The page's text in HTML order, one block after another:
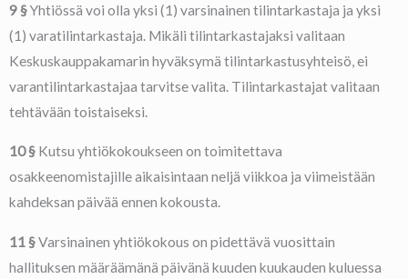
9 §Yhtiössä voi olla yksi (1) varsinainen tilintarkastaja ja yksi
(1) varatilintarkastaja. Mikäli tilintarkastajaksi valitaan
Keskuskauppakamarin hyväksymä tilintarkastusyhteisö, ei
varantilintarkastajaa tarvitse valita. Tilintarkastajat valitaan
tehtävään toistaiseksi.
10 § Kutsu yhtiökokoukseen on toimitettava
osakkeenomistajille aikaisintaan neljä viikkoa ja viimeistään
kahdeksan päivää ennen kokousta.
11 §Varsinainen yhtiökokous on pidettävä vuosittain
hallituksen määräämänä päivänä kuuden kuukauden kuluessa